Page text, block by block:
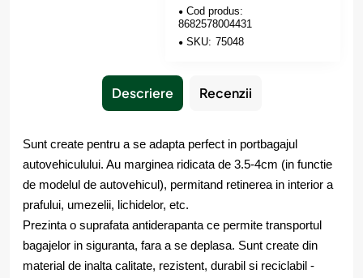
Cod produs:
8682578004431
SKU: 75048
Descriere Recenzii
Sunt create pentru a se adapta perfect in portbagajul
autovehiculului. Au marginea ridicata de 3.5-4cm (in functie
de modelul de autovehicul), permitand retinerea in interior a
prafului, umezelii, lichidelor, etc.
Prezinta o suprafata antiderapanta ce permite transportul
bagajelor in siguranta, fara a se deplasa. Sunt create din
material de inalta calitate, rezistent, durabil si reciclabil -